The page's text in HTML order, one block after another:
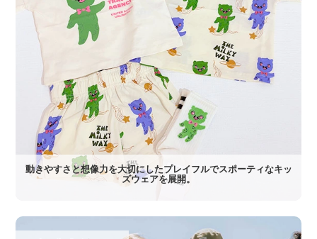
動きやすさと想像力を大切にしたプレイフルでスポーティなキッ
ズウェアを展開。